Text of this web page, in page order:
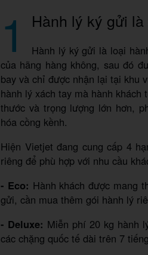
1 Hành lý ký gửi
Hành lý ký gửi là loại
của hãng hàng không, sau đó
bay và chỉ được nhận lại tại khu
hành lý xách tay mà hành
thước và trọng lượng lớn hơn,
hóa cồng kềnh.
Hiện Vietjet đang cung cấp 4
riêng để phù hợp với nhu cầu
- Eco: Hành khách được mang
gửi, cần mua thêm gói hành lý
- Deluxe: Miễn phí 20 kg hành
các chặng quốc tế dài trên 7